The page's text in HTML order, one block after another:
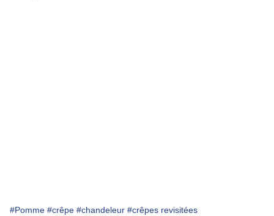
#Pomme #crêpe #chandeleur #crêpes revisitées